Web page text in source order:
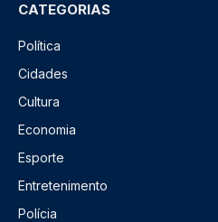
CATEGORIAS
Política
Cidades
Cultura
Economia
Esporte
Entretenimento
Polícia